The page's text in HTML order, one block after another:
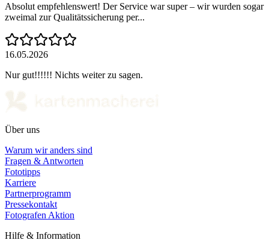
Absolut empfehlenswert! Der Service war super – wir wurden sogar
zweimal zur Qualitätssicherung per...
16.05.2026
Nur gut!!!!!! Nichts weiter zu sagen.
Über uns
Warum wir anders sind
Fragen & Antworten
Fototipps
Karriere
Partnerprogramm
Pressekontakt
Fotografen Aktion
Hilfe & Information